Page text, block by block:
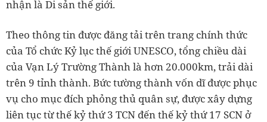
nhận là Di sản thế giới.
Theo thông tin được đăng tải trên trang chính thức
của Tổ chức Kỷ lục thế giới UNESCO, tổng chiều dài
của Vạn Lý Trường Thành là hơn 20.000km, trải dài
trên 9 tỉnh thành. Bức tường thành vốn dĩ được phục
vụ cho mục đích phỏng thủ quân sự, được xây dựng
liên tục từ thế kỷ thứ 3 TCN đến thế kỷ thứ 17 SCN ở